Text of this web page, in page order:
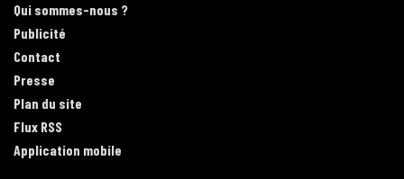
Qui sommes-nous ?
Publicité
Contact
Presse
Plan du site
Flux RSS
Application mobile